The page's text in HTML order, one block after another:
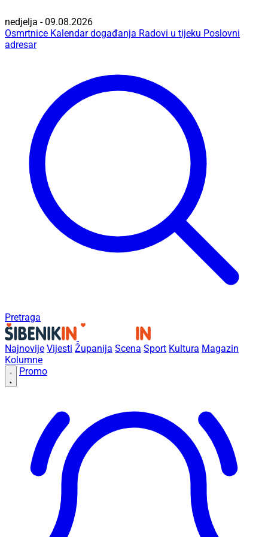
nedjelja - 09.08.2026
Osmrtnice Kalendar događanja Radovi u tijeku Poslovni
adresar
Pretraga
Najnovije Vijesti Županija Scena Sport Kultura Magazin
Kolumne
Promo